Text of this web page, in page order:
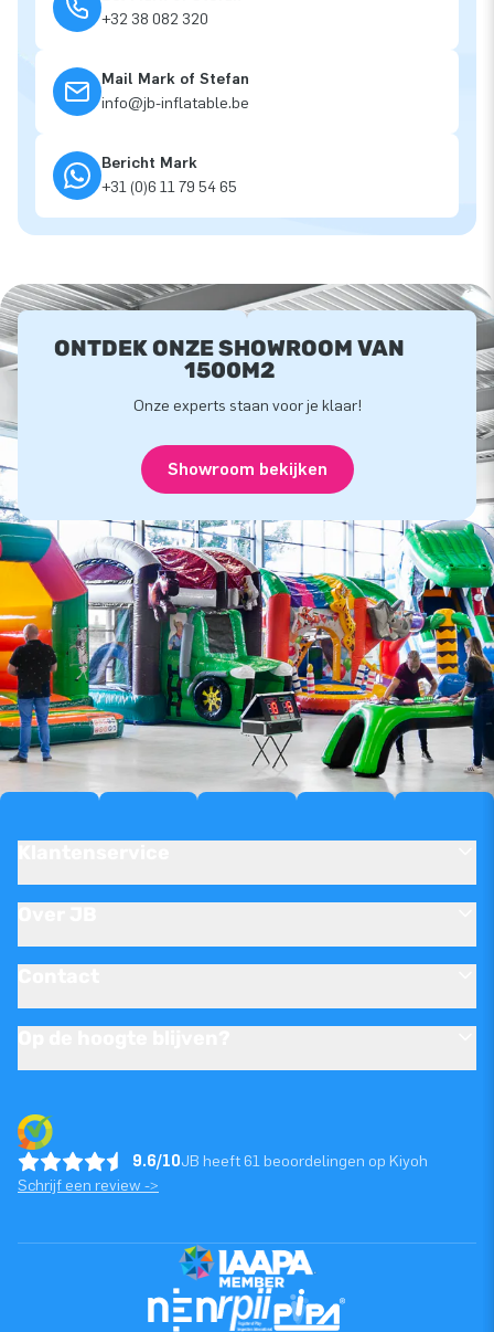
+32 38 082 320
Mail Mark of Stefan
info@jb-inflatable.be
Bericht Mark
+31 (0)6 11 79 54 65
ONTDEK ONZE SHOWROOM VAN
1500M2
Onze experts staan voor je klaar!
Showroom bekijken
9.6/10JB heeft 61 beoordelingen op Kiyoh
Schrijf een review ->